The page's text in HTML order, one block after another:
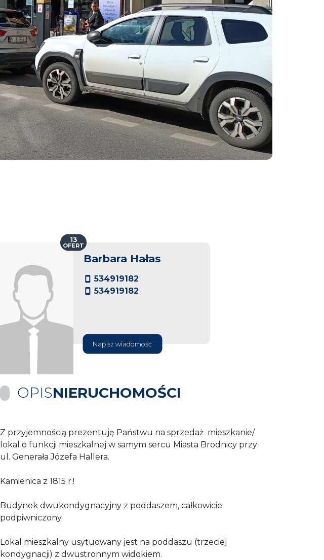
Barbara Hałas
534919182
534919182
Napisz wiadomość
13
OFERT
OPISNIERUCHOMOŚCI
Z przyjemnością prezentuję Państwu na sprzedaż mieszkanie/
lokal o funkcji mieszkalnej w samym sercu Miasta Brodnicy przy
ul. Generała Józefa Hallera.
Kamienica z 1815 r.!
Budynek dwukondygnacyjny z poddaszem, całkowicie
podpiwniczony.
Lokal mieszkalny usytuowany jest na poddaszu (trzeciej
kondygnacji) z dwustronnym widokiem.